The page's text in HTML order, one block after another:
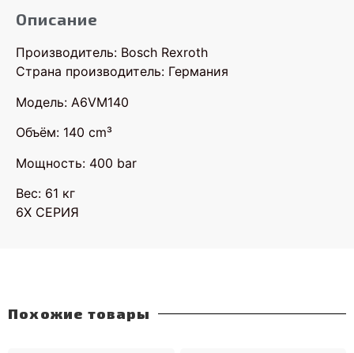
Описание
Производитель: Bosch Rexroth
Страна производитель: Германия
Модель: A6VM140
Объём: 140 cm³
Мощность: 400 bar
Вес: 61 кг
6X СЕРИЯ
Похожие товары